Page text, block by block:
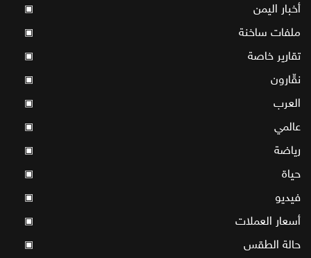
أخبار اليمن ▣
ملفات ساخنة ▣
تقارير خاصة ▣
نقّارون ▣
العرب ▣
عالمي ▣
رياضة ▣
حياة ▣
فيديو ▣
أسعار العملات ▣
حالة الطقس ▣